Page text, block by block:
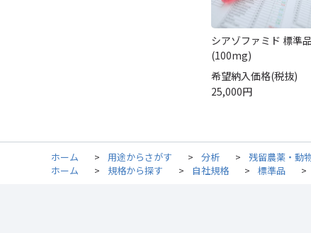
シアゾファミド 標準品
(100mg)
希望納入価格(税抜)
25,000円
ホーム > 用途からさがす > 分析 > 残留農薬・動
ホーム
> 規格から探す > 自社規格 > 標準品 >